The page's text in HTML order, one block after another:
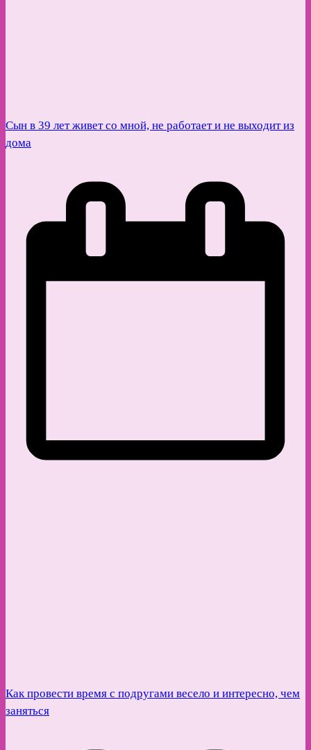
Сын в 39 лет живет со мной, не работает и не выходит из
дома
Как провести время с подругами весело и интересно, чем
заняться